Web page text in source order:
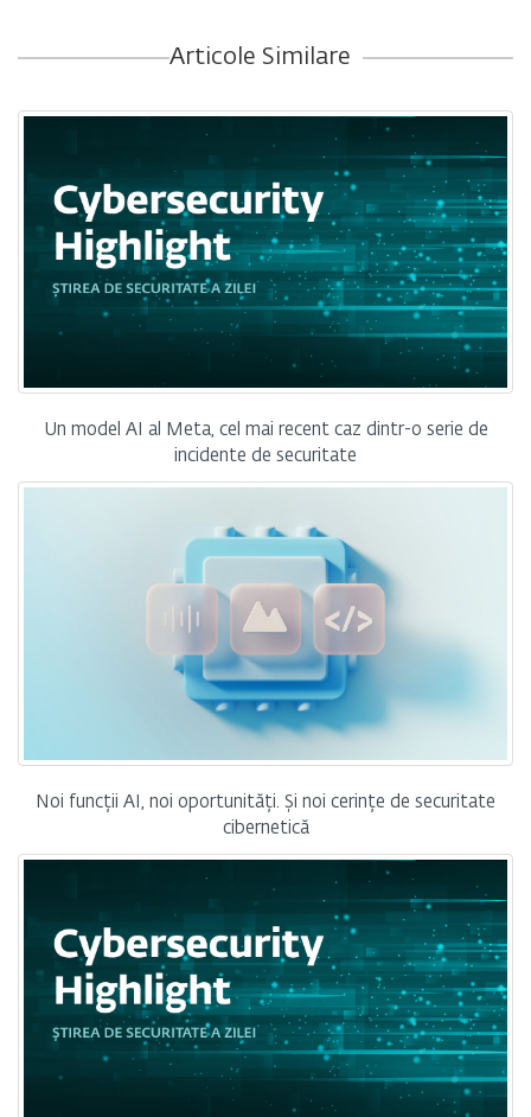
Articole Similare
Un model AI al Meta, cel mai recent caz dintr-o serie de
incidente de securitate
Noi funcții AI, noi oportunități. Și noi cerințe de securitate
cibernetică